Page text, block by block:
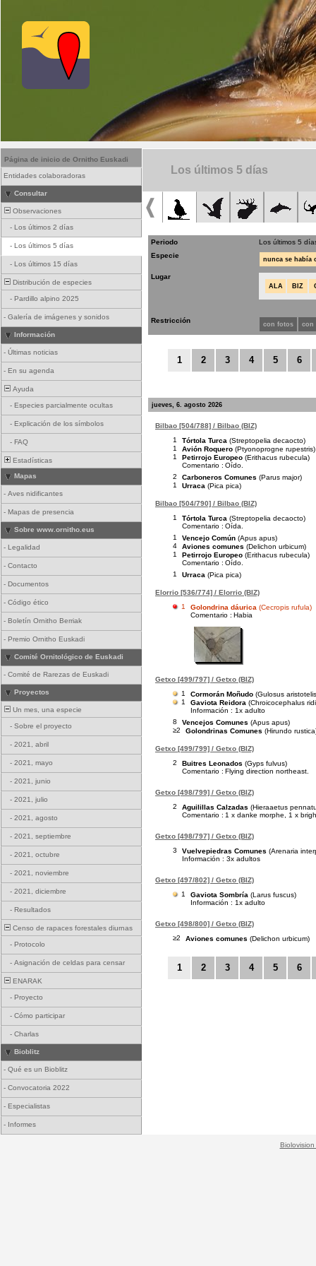
Página de inicio de Ornitho Euskadi
Entidades colaboradoras
Consultar
Observaciones
- Los últimos 2 días
- Los últimos 5 días
- Los últimos 15 días
Distribución de especies
- Pardillo alpino 2025
- Galería de imágenes y sonidos
Información
- Últimas noticias
- En su agenda
Ayuda
- Especies parcialmente ocultas
- Explicación de los símbolos
- FAQ
Estadísticas
Mapas
- Aves nidificantes
- Mapas de presencia
Sobre www.ornitho.eus
- Legalidad
- Contacto
- Documentos
- Código ético
- Boletín Ornitho Berriak
- Premio Ornitho Euskadi
Comité Ornitológico de Euskadi
- Comité de Rarezas de Euskadi
Proyectos
Un mes, una especie
- Sobre el proyecto
- 2021, abril
- 2021, mayo
- 2021, junio
- 2021, julio
- 2021, agosto
- 2021, septiembre
- 2021, octubre
- 2021, noviembre
- 2021, diciembre
- Resultados
Censo de rapaces forestales diurnas
- Protocolo
- Asignación de celdas para censar
ENARAK
- Proyecto
- Cómo participar
- Charlas
Bioblitz
- Qué es un Bioblitz
- Convocatoria 2022
- Especialistas
- Informes
Los últimos 5 días
Periodo
Los últimos 5
Especie
nunca se había
Lugar
ALA BIZ
Restricción con fotos con
1 2 3 4 5 6
jueves, 6. agosto 2026
Bilbao [504/788] / Bilbao (BIZ)
1
Tórtola Turca (Streptopelia decaocto)
1
Avión Roquero (Ptyonoprogne rupestris)
1
Petirrojo Europeo (Erithacus rubecula)
Comentario : Oído.
2
Carboneros Comunes (Parus major)
1
Urraca (Pica pica)
Bilbao [504/790] / Bilbao (BIZ)
1
Tórtola Turca (Streptopelia decaocto)
Comentario : Oída.
1
Vencejo Común (Apus apus)
4
Aviones comunes (Delichon urbicum)
1
Petirrojo Europeo (Erithacus rubecula)
Comentario : Oído.
1
Urraca (Pica pica)
Elorrio [536/774] / Elorrio (BIZ)
1
Golondrina dáurica (Cecropis rufula)
Comentario : Habia
Getxo [499/797] / Getxo (BIZ)
1
Cormorán Moñudo (Gulosus
1
Gaviota Reidora (Chroicocephalus
Información : 1x adulto
8
Vencejos Comunes (Apus apus)
≥2
Golondrinas Comunes (Hirundo
Getxo [499/799] / Getxo (BIZ)
2
Buitres Leonados (Gyps fulvus)
Comentario : Flying direction northeast.
Getxo [498/799] / Getxo (BIZ)
2
Aguilillas Calzadas (Hieraaetus
Comentario : 1 x danke morphe, 1 x
Getxo [498/797] / Getxo (BIZ)
3
Vuelvepiedras Comunes (Arenaria
Información : 3x adultos
Getxo [497/802] / Getxo (BIZ)
1
Gaviota Sombría (Larus fuscus)
Información : 1x adulto
Getxo [498/800] / Getxo (BIZ)
≥2
Aviones comunes (Delichon urbicum)
1 2 3 4 5 6
Biolovision